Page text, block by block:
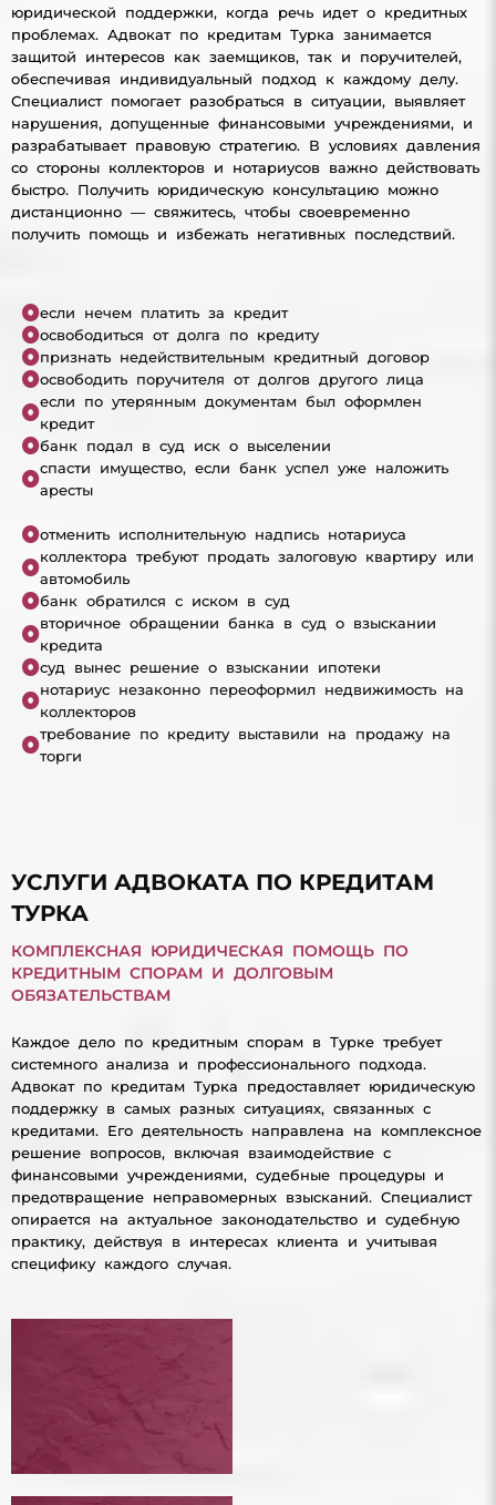
юридической поддержки, когда речь идет о кредитных
проблемах. Адвокат по кредитам Турка занимается
защитой интересов как заемщиков, так и поручителей,
обеспечивая индивидуальный подход к каждому делу.
Специалист помогает разобраться в ситуации, выявляет
нарушения, допущенные финансовыми учреждениями, и
разрабатывает правовую стратегию. В условиях давления
со стороны коллекторов и нотариусов важно действовать
быстро. Получить юридическую консультацию можно
дистанционно — свяжитесь, чтобы своевременно
получить помощь и избежать негативных последствий.
если нечем платить за кредит
освободиться от долга по кредиту
признать недействительным кредитный договор
освободить поручителя от долгов другого лица
если по утерянным документам был оформлен
кредит
банк подал в суд иск о выселении
спасти имущество, если банк успел уже наложить
аресты
отменить исполнительную надпись нотариуса
коллектора требуют продать залоговую квартиру или
автомобиль
банк обратился с иском в суд
вторичное обращении банка в суд о взыскании
кредита
суд вынес решение о взыскании ипотеки
нотариус незаконно переоформил недвижимость на
коллекторов
требование по кредиту выставили на продажу на
торги
УСЛУГИ АДВОКАТА ПО КРЕДИТАМ
ТУРКА
КОМПЛЕКСНАЯ ЮРИДИЧЕСКАЯ ПОМОЩЬ ПО
КРЕДИТНЫМ СПОРАМ И ДОЛГОВЫМ
ОБЯЗАТЕЛЬСТВАМ
Каждое дело по кредитным спорам в Турке требует
системного анализа и профессионального подхода.
Адвокат по кредитам Турка предоставляет юридическую
поддержку в самых разных ситуациях, связанных с
кредитами. Его деятельность направлена на комплексное
решение вопросов, включая взаимодействие с
финансовыми учреждениями, судебные процедуры и
предотвращение неправомерных взысканий. Специалист
опирается на актуальное законодательство и судебную
практику, действуя в интересах клиента и учитывая
специфику каждого случая.